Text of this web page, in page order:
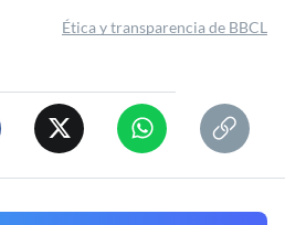
Ética y transparencia de BBCL